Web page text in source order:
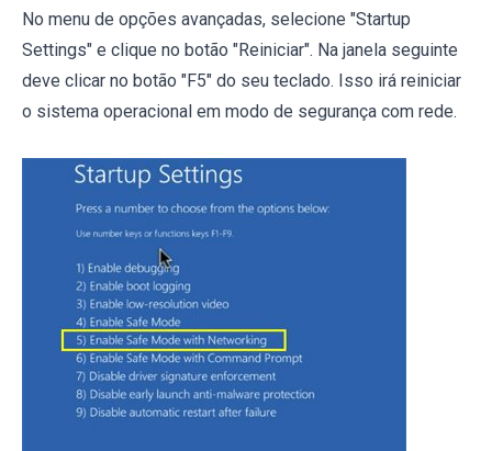
No menu de opções avançadas, selecione "Startup
Settings" e clique no botão "Reiniciar". Na janela seguinte
deve clicar no botão "F5" do seu teclado. Isso irá reiniciar
o sistema operacional em modo de segurança com rede.